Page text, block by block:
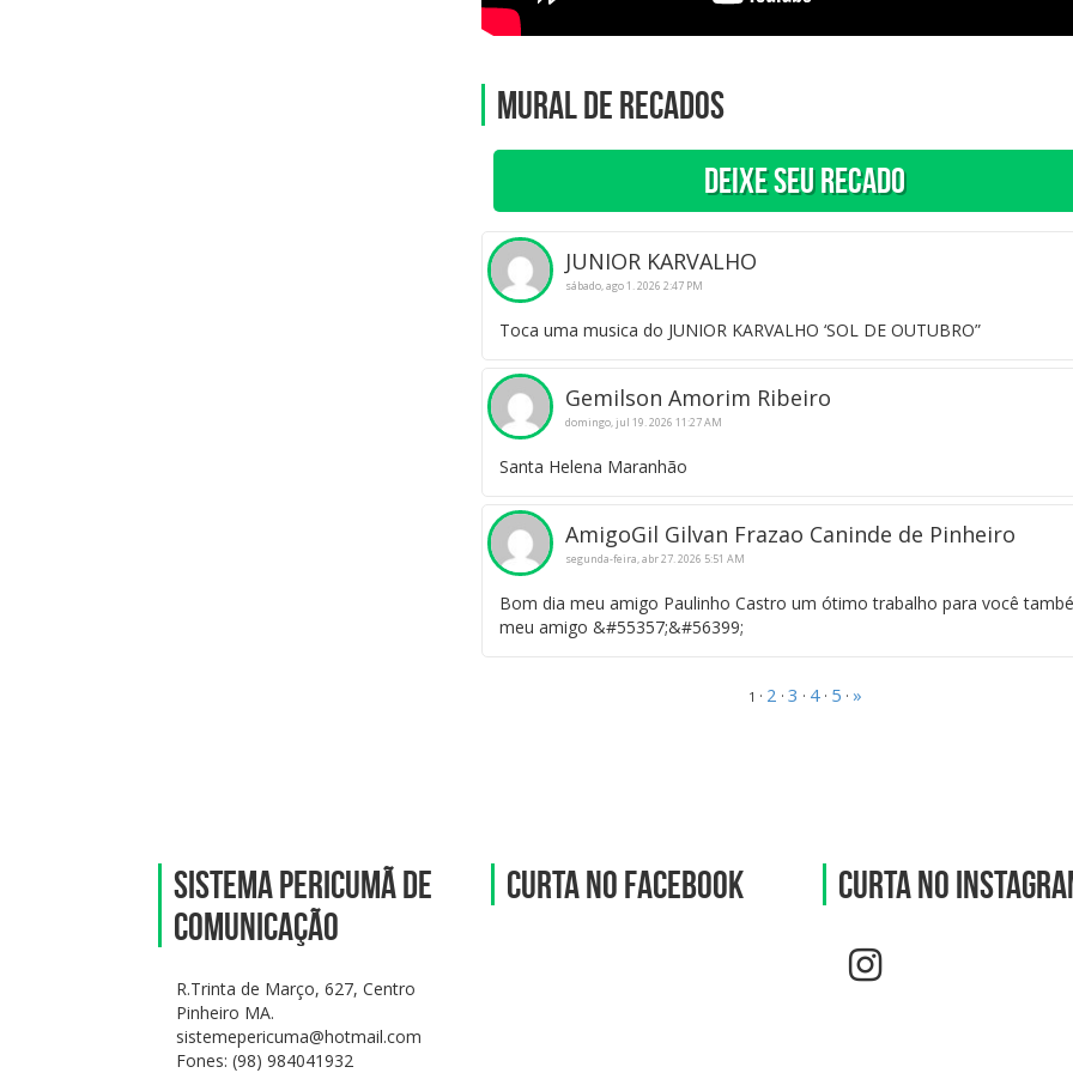
Mural de Recados
Deixe seu recado
JUNIOR KARVALHO
sábado, ago 1. 2026 2:47 PM
Toca uma musica do JUNIOR KARVALHO ‘SOL DE OUTUBRO”
Gemilson Amorim Ribeiro
domingo, jul 19. 2026 11:27 AM
Santa Helena Maranhão
AmigoGil Gilvan Frazao Caninde de Pinheiro
segunda-feira, abr 27. 2026 5:51 AM
Bom dia meu amigo Paulinho Castro um ótimo trabalho para você
meu amigo &#55357;&#56399;
1 · 2 · 3 · 4· 5 · »
SISTEMA PERICUMÃ DE
COMUNICAÇÃO
R.Trinta de Março, 627, Centro
Pinheiro MA.
sistemepericuma@hotmail.com
Fones: (98) 984041932
Curta no Facebook Curta no